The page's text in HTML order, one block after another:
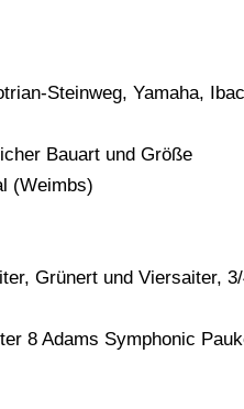
Steinweg, Yamaha,
Bauart und Größe
(Weimbs)
Grünert und Viersaiter,
8 Adams Symphonic